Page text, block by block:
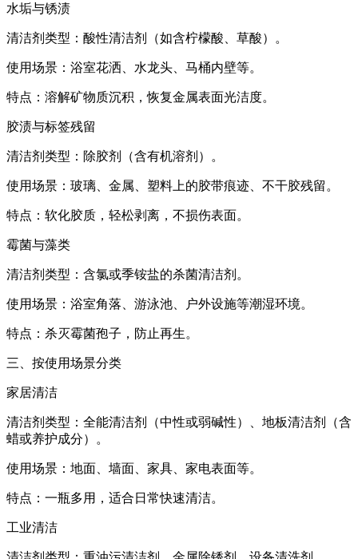
水垢与锈渍
清洁剂类型：酸性清洁剂（如含柠檬酸、草酸）。
使用场景：浴室花洒、水龙头、马桶内壁等。
特点：溶解矿物质沉积，恢复金属表面光洁度。
胶渍与标签残留
清洁剂类型：除胶剂（含有机溶剂）。
使用场景：玻璃、金属、塑料上的胶带痕迹、不干胶残留。
特点：软化胶质，轻松剥离，不损伤表面。
霉菌与藻类
清洁剂类型：含氯或季铵盐的杀菌清洁剂。
使用场景：浴室角落、游泳池、户外设施等潮湿环境。
特点：杀灭霉菌孢子，防止再生。
三、按使用场景分类
家居清洁
清洁剂类型：全能清洁剂（中性或弱碱性）、地板清洁剂（含
蜡或养护成分）。
使用场景：地面、墙面、家具、家电表面等。
特点：一瓶多用，适合日常快速清洁。
工业清洁